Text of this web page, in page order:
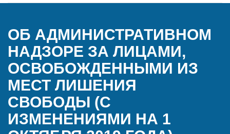
ОБ АДМИНИСТРАТИВНОМ
НАДЗОРЕ ЗА ЛИЦАМИ,
ОСВОБОЖДЕННЫМИ ИЗ
МЕСТ ЛИШЕНИЯ
СВОБОДЫ (С
ИЗМЕНЕНИЯМИ НА 1